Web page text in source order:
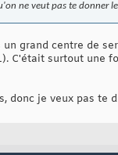
ne veut pas te donner
grand centre de
C'était surtout une
donc je veux pas